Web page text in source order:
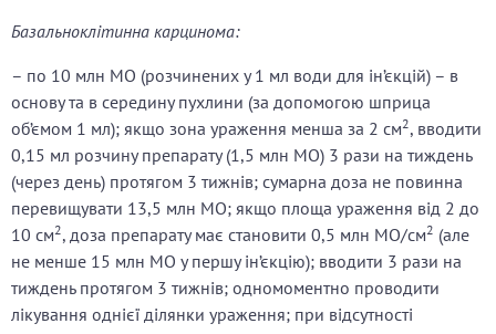
Базальноклітинна карцинома:
– по 10 млн МО (розчинених у 1 мл води для ін’єкцій) – в
основу та в середину пухлини (за допомогою шприца
об’ємом 1 мл); якщо зона ураження менша за 2 см2, вводити
0,15 мл розчину препарату (1,5 млн МО) 3 рази на тиждень
(через день) протягом 3 тижнів; сумарна доза не повинна
перевищувати 13,5 млн МО; якщо площа ураження від 2 до
10 см2, доза препарату має становити 0,5 млн МО/см2 (але
не менше 15 млн МО у першу ін’єкцію); вводити 3 рази на
тиждень протягом 3 тижнів; одномоментно проводити
лікування однієї ділянки ураження; при відсутності